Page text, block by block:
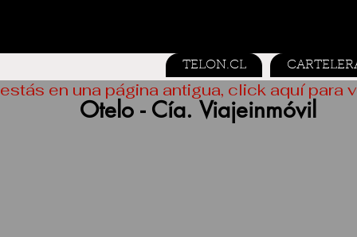
TELON.CL
Otelo - Cía. Viajeinmóvil
estás en una página antigua, click aquí para